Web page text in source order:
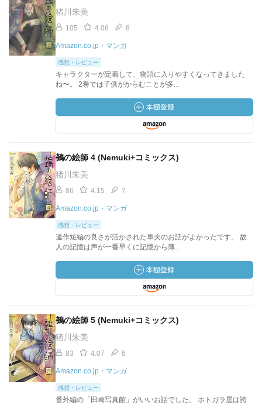
猪川朱美
105 4.06 8
Amazon.co.jp・マンガ
感想・レビュー
キャラクターが定着して、物語に入りやすくなってきました
ね〜。 2巻では子供がからむことが多...
鵺の絵師 4 (Nemuki+コミックス)
猪川朱美
86 4.15 7
Amazon.co.jp・マンガ
感想・レビュー
連作短編の良さが活かされた車夫のお話がよかったです。 故
人の記憶は声が一番早くに記憶から薄...
鵺の絵師 5 (Nemuki+コミックス)
猪川朱美
83 4.07 6
Amazon.co.jp・マンガ
感想・レビュー
番外編の「田崎写真館」がいいお話でした。 ホトガラ屋は誇